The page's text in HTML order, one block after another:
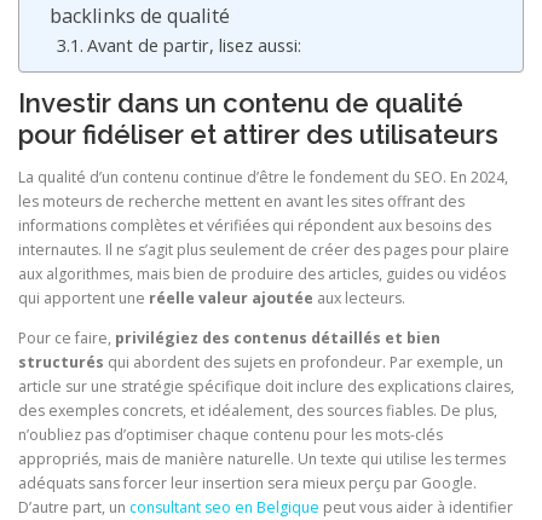
backlinks de qualité
Avant de partir, lisez aussi:
Investir dans un contenu de qualité
pour fidéliser et attirer des utilisateurs
La qualité d’un contenu continue d’être le fondement du SEO. En 2024,
les moteurs de recherche mettent en avant les sites offrant des
informations complètes et vérifiées qui répondent aux besoins des
internautes. Il ne s’agit plus seulement de créer des pages pour plaire
aux algorithmes, mais bien de produire des articles, guides ou vidéos
qui apportent une réelle valeur ajoutée aux lecteurs.
Pour ce faire, privilégiez des contenus détaillés et bien
structurés qui abordent des sujets en profondeur. Par exemple, un
article sur une stratégie spécifique doit inclure des explications claires,
des exemples concrets, et idéalement, des sources fiables. De plus,
n’oubliez pas d’optimiser chaque contenu pour les mots-clés
appropriés, mais de manière naturelle. Un texte qui utilise les termes
adéquats sans forcer leur insertion sera mieux perçu par Google.
D’autre part, un consultant seo en Belgique peut vous aider à identifier